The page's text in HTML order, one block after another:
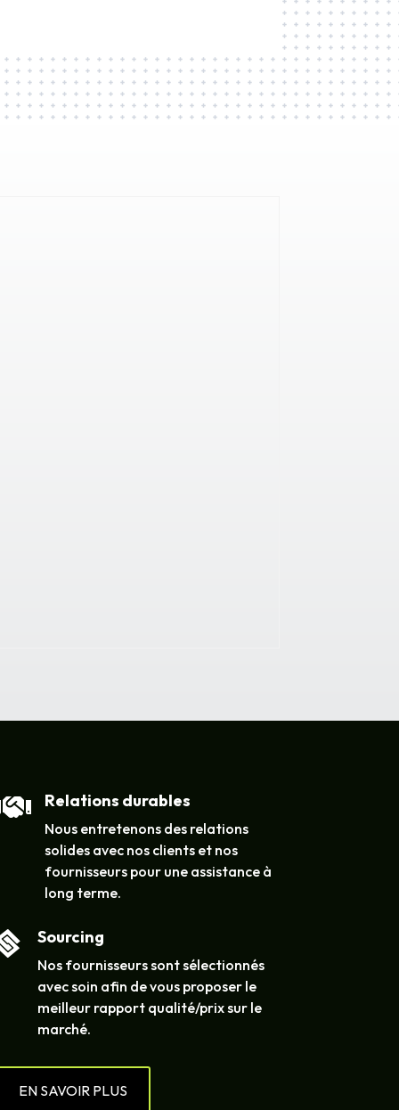
Relations durables
Nous entretenons des relations
solides avec nos clients et nos
fournisseurs pour une assistance à
long terme.
Sourcing
Nos fournisseurs sont sélectionnés
avec soin afin de vous proposer le
meilleur rapport qualité/prix sur le
marché.
EN SAVOIR PLUS